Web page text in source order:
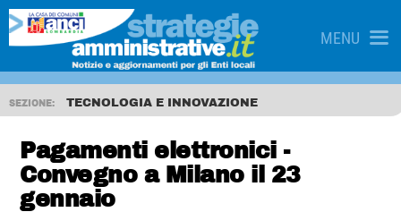
MENU
SEZIONE: TECNOLOGIA E INNOVAZIONE
Pagamenti elettronici -
Convegno a Milano il 23
gennaio